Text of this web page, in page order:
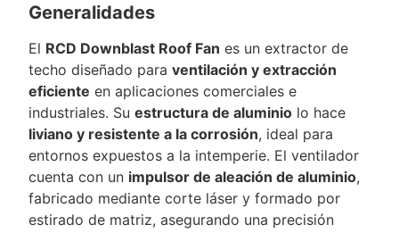
Generalidades
El RCD Downblast Roof Fan es un extractor de
techo diseñado paraventilación y extracción
eficiente en aplicaciones comerciales e
industriales. Suestructura de aluminio lo hace
liviano y resistente a la corrosión, ideal para
entornos expuestos a la intemperie. El ventilador
cuenta con un impulsor de aleación de aluminio,
fabricado mediante corte láser y formado por
estirado de matriz, asegurando una precisión